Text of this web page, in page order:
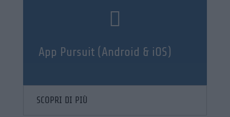

App Pursuit (Android & iOS)
SCOPRI DI PIÙ